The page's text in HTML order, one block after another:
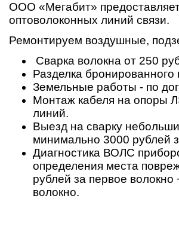
ООО «Мегабит»
оптоволоконных линий связи.
Ремонтируем воздушные,
Сварка волокна от 250
Разделка
Земельные работы - по
Монтаж кабеля на опоры
линий.
Выезд на сварку
минимально 3000 рублей
Диагностика ВОЛС
определения места
рублей за первое
волокно.